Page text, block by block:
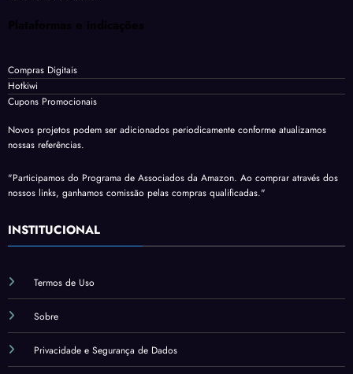
Plataformas e indicações
Compras Digitais
Hotkiwi
Cupons Promocionais
Novos projetos podem ser adicionados periodicamente conforme atualizamos
nossas referências.
"Participamos do Programa de Associados da Amazon. Ao comprar através dos
nossos links, ganhamos comissão pelas compras qualificadas."
INSTITUCIONAL
Termos de Uso
Sobre
Privacidade e Segurança de Dados